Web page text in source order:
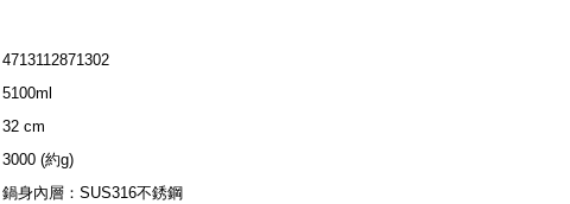
4713112871302
5100ml
32 cm
3000 (約g)
鍋身內層：SUS316不銹鋼